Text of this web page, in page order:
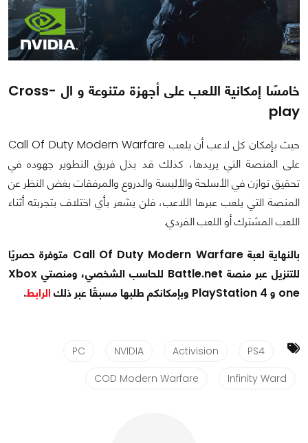
خامسًا إمكانية اللعب على أجهزة متنوعة و ال Cross-
play
حيث بإمكان كل لاعب أن يلعب Call Of Duty Modern Warfare
على المنصة التي يريدها، كذلك قد بذل فريق التطوير جهوده في
تحقيق توازن في الأسلحة والألبسة والدروع والمرفقات بغض النظر عن
المنصة التي يلعب عبرها اللاعب، فلن يشعر بأي اختلاف بتجربته أثناء
اللعب المشترك أو اللعب الفردي.
بالنهاية لعبة Call Of Duty Modern Warfare متوفرة حصريًا
للتنزيل عبر منصة Battle.net للحاسب الشخصي، ومنصتي Xbox
one و PlayStation 4 وبإمكانكم طلبها مسبقًا عبر ذلك
الرابط.
PS4
Activision
NVIDIA
PC
Infinity Ward
COD Modern Warfare